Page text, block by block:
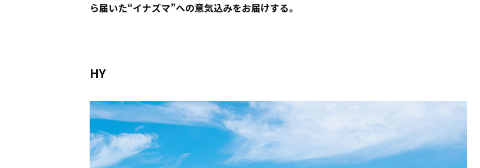
ら届いた“イナズマ”への意気込みをお届けする。
HY